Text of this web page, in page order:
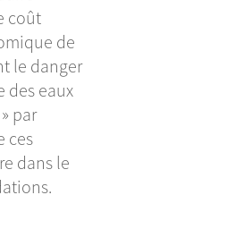
coût
de
le danger
des eaux
par
ces
dans le